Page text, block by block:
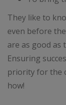
They like to
even before
are as good as
Ensuring
priority for the
how!